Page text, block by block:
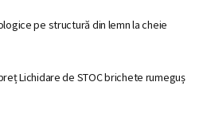
pe structură din lemn la cheie
Lichidare de STOC brichete rumeguș